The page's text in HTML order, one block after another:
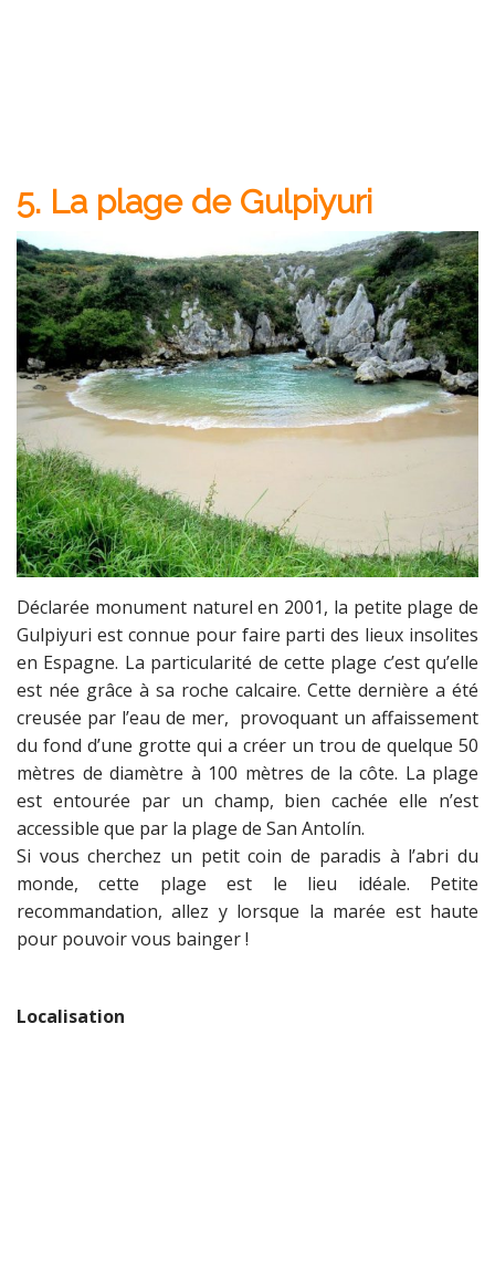
5. La plage de Gulpiyuri
Déclarée monument naturel en 2001, la petite plage de
Gulpiyuri est connue pour faire parti des lieux insolites
en Espagne. La particularité de cette plage c’est qu’elle
est née grâce à sa roche calcaire. Cette dernière a été
creusée par l’eau de mer, provoquant un affaissement
du fond d’une grotte qui a créer un trou de quelque 50
mètres de diamètre à 100 mètres de la côte. La plage
est entourée par un champ, bien cachée elle n’est
accessible que par la plage de San Antolín.
Si vous cherchez un petit coin de paradis à l’abri du
monde, cette plage est le lieu idéale. Petite
recommandation, allez y lorsque la marée est haute
pour pouvoir vous bainger !
Localisation